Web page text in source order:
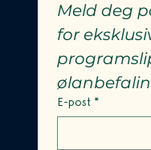
Meld deg
for
E-post *